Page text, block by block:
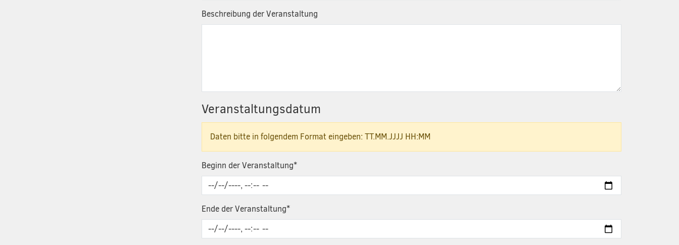
Beschreibung der Veranstaltung
Veranstaltungsdatum
Daten bitte in folgendem Format eingeben: TT.MM.JJJJ HH:MM
Beginn der Veranstaltung*
Ende der Veranstaltung*